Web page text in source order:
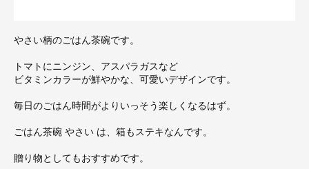
やさい柄のごはん茶碗です。
トマトにニンジン、アスパラガスなど
ビタミンカラーが鮮やかな、可愛いデザインです。
毎日のごはん時間がよりいっそう楽しくなるはず。
ごはん茶碗 やさい は、箱もステキなんです。
贈り物としてもおすすめです。